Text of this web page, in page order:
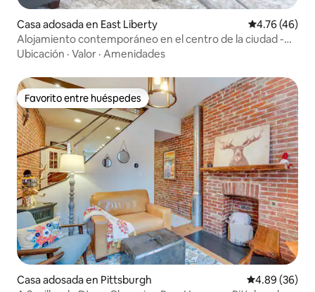
Casa adosada en East Liberty Calificación
4.76 (46)
Alojamiento contemporáneo en el centro de la ciudad -
East Liberty
Ubicación · Valor · Amenidades
Favorito entre huéspedes
Favorito entre huéspedes
Casa adosada en Pittsburgh Calificación
4.89 (36)